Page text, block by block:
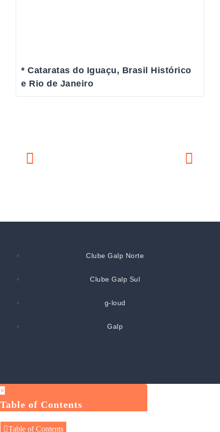
* Cataratas do Iguaçu, Brasil Histórico
e Rio de Janeiro
Clube Galp Norte
Clube Galp Sul
g-loud
Galp
×
Table of Contents
Table of Contents